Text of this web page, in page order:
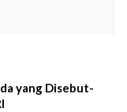
yang Disebut-